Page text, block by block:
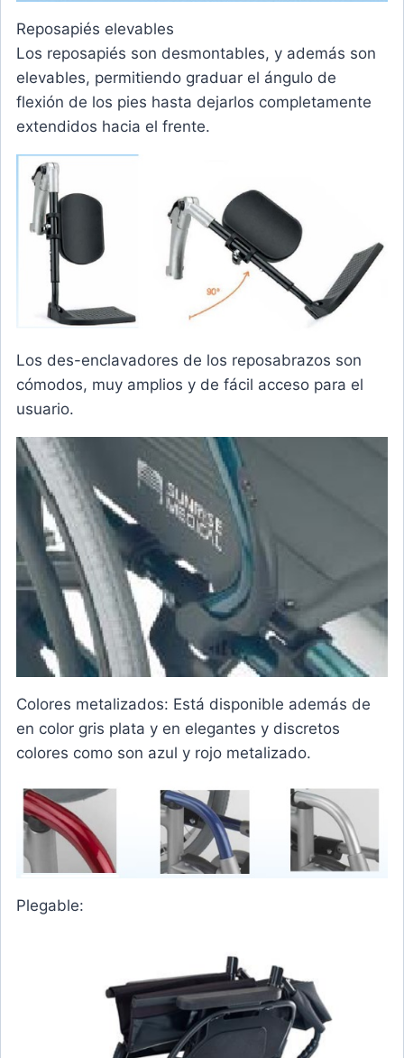
Reposapiés elevables
Los reposapiés son desmontables, y además son
elevables, permitiendo graduar el ángulo de
flexión de los pies hasta dejarlos completamente
extendidos hacia el frente.
Los des-enclavadores de los reposabrazos son
cómodos, muy amplios y de fácil acceso para el
usuario.
Colores metalizados: Está disponible además de
en color gris plata y en elegantes y discretos
colores como son azul y rojo metalizado.
Plegable: